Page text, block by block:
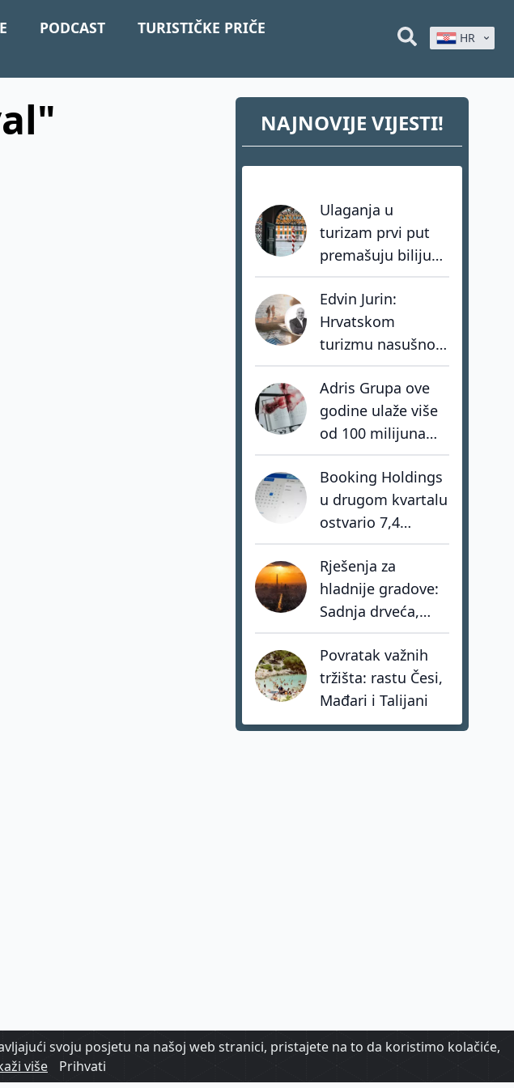
PODCAST
TURISTIČKE PRIČE
HR
NAJNOVIJE VIJESTI!
Ulaganja u
turizam prvi put
premašuju bilijun
dolara: investitori
biraju destinacije s
dugoročnom
vizijom
Edvin Jurin:
Hrvatskom
turizmu nasušno
nedostaju
hrabrost, stav i -
akcija
Adris Grupa ove
godine ulaže više
od 100 milijuna
eura u turistički
portfelj
Booking Holdings
u drugom kvartalu
ostvario 7,4
milijarde dolara
prihoda
Rješenja za
hladnije gradove:
Sadnja drveća,
zeleni krovovi i
pametno hlađenje
zgrada
Povratak važnih
tržišta: rastu Česi,
Mađari i Talijani
svoju posjetu na našoj web stranici, pristajete na to da koristimo kolačiće,
više Prihvati